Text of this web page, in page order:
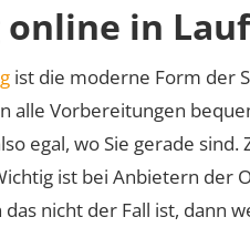
online in
ist die moderne Form der
alle Vorbereitungen
egal, wo Sie gerade
ist bei Anbietern der
nicht der Fall ist, dann